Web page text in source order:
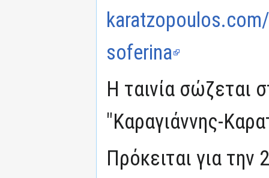
soferina
Η ταινία σώζεται
"Καραγιάννης-
Πρόκειται για την